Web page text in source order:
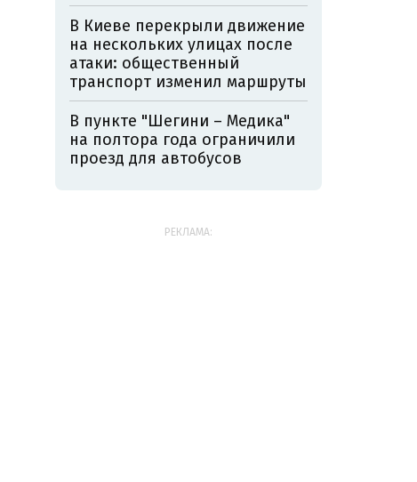
В Киеве перекрыли движение
на нескольких улицах после
атаки: общественный
транспорт изменил маршруты
В пункте "Шегини – Медика"
на полтора года ограничили
проезд для автобусов
РЕКЛАМА: